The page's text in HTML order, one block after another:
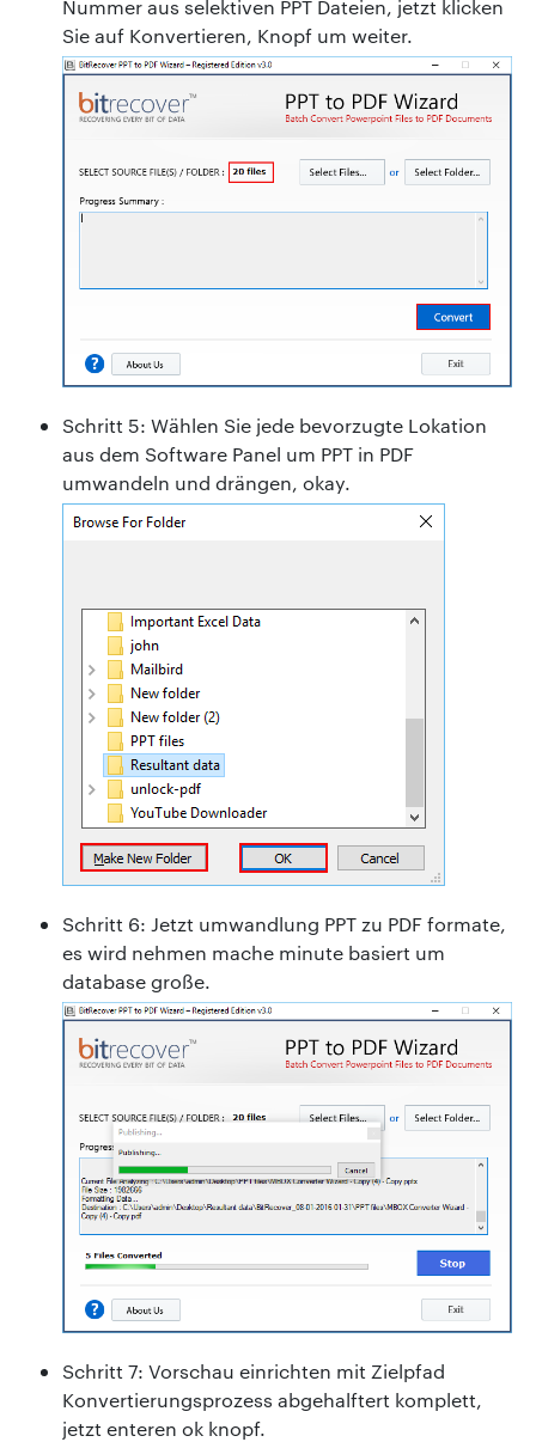
Nummer aus selektiven PPT Dateien, jetzt klicken
Sie auf Konvertieren, Knopf um weiter.
Schritt 5: Wählen Sie jede bevorzugte Lokation
aus dem Software Panel um PPT in PDF
umwandeln und drängen, okay.
Schritt 6: Jetzt umwandlung PPT zu PDF formate,
es wird nehmen mache minute basiert um
database große.
Schritt 7: Vorschau einrichten mit Zielpfad
Konvertierungsprozess abgehalftert komplett,
jetzt enteren ok knopf.